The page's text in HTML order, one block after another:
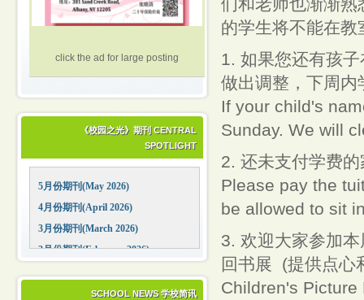
click the ad for large posting
《校园之光》期刊 CENTRAL
SPOTLIGHT
5月份期刊(May 2026)
4月份期刊(April 2026)
3月份期刊(March 2026)
2月份期刊(February 2026)
12月份期刊(December 2025)
SCHOOL NEWS 学校简讯
的学生将不能在
1. 如果您还有孩
做出调整，下周
If your child's
Sunday. We will
2. 还未支付学费
Please pay the
be allowed to sit
3. 欢迎大家参加
回书展 (提供点心
Children's Picture